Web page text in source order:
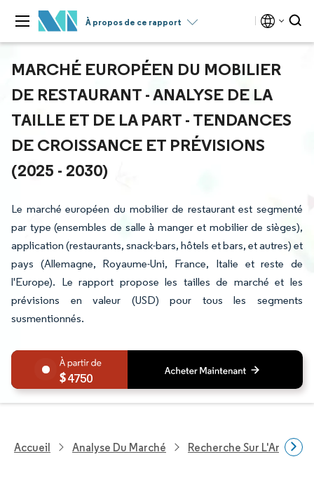
À propos de ce rapport
MARCHÉ EUROPÉEN DU MOBILIER
DE RESTAURANT - ANALYSE DE LA
TAILLE ET DE LA PART - TENDANCES
DE CROISSANCE ET PRÉVISIONS
(2025 - 2030)
Le marché européen du mobilier de restaurant est segmenté
par type (ensembles de salle à manger et mobilier de sièges),
application (restaurants, snack-bars, hôtels et bars, et autres) et
pays (Allemagne, Royaume-Uni, France, Italie et reste de
l'Europe). Le rapport propose les tailles de marché et les
prévisions en valeur (USD) pour tous les segments
susmentionnés.
4750
Accueil Analyse Du Marché Recherche Sur